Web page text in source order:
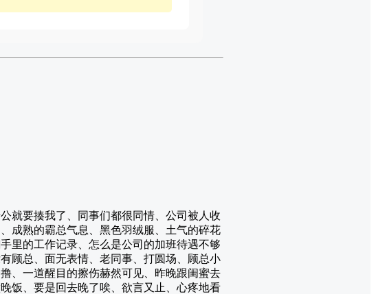
就要揍我了、同事们都很同情、公司被人收
成熟的霸总气息、黑色羽绒服、土气的碎花
里的工作记录、怎么是公司的加班待遇不够
顾总、面无表情、老同事、打圆场、顾总小
、一道醒目的擦伤赫然可见、昨晚跟闺蜜去
饭、要是回去晚了唉、欲言又止、心疼地看